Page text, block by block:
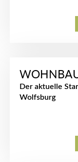
Der aktuelle
Wolfsburg